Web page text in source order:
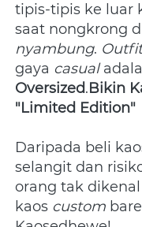
tipis-tipis ke luar
saat nongkrong
nyambung. Outfit
gaya casual
Oversized.Bikin
"Limited Edition"
Daripada beli
selangit dan
orang tak
kaos custom